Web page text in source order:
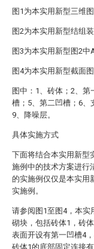
图1为本实用新型三维图
图2为本实用新型结组
图3为本实用新型图2中
图4为本实用新型截面图
图中：1、砖体；2、第
槽；5、第二凹槽；6、
9、降噪层。
具体实施方式
下面将结合本实用新型
施例中的技术方案进行
的实施例仅仅是本实用
实施例。
请参阅图1至图4，本实
砌块，包括砖体1，砖
表面开设有第一凹槽4
砖体1的底部固定连接